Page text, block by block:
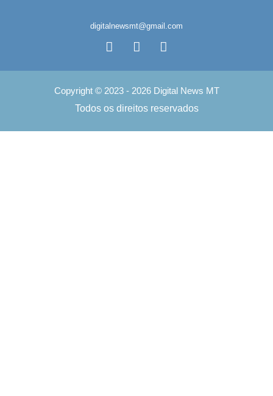
digitalnewsmt@gmail.com
Copyright © 2023 - 2026 Digital News MT
Todos os direitos reservados